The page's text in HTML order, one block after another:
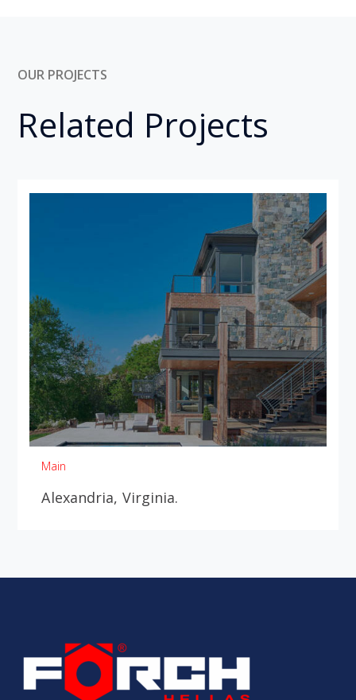
OUR PROJECTS
Related Projects
Main
Alexandria, Virginia.